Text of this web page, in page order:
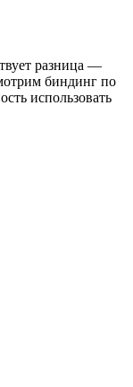
разница —
биндинг по
использовать